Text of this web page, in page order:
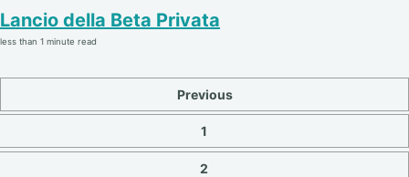
Lancio della Beta Privata
less than 1 minute read
Previous
1
2